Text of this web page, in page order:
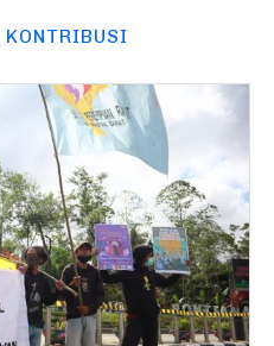
KONTRIBUSI